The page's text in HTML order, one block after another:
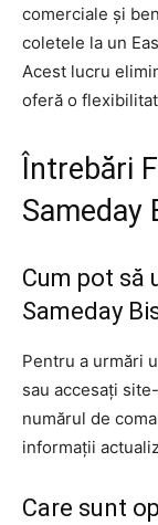
comerciale și
coletele la un
Acest lucru
oferă o
Întrebări
Sameday
Cum pot să
Sameday
Pentru a urmări
sau accesați
numărul de
informații
Care sunt